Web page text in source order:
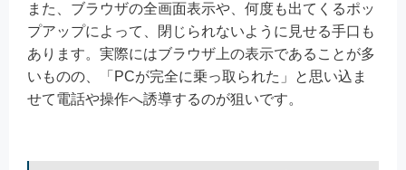
また、ブラウザの全画面表示や、何度も出てくるポッ
プアップによって、閉じられないように見せる手口も
あります。実際にはブラウザ上の表示であることが多
いものの、「PCが完全に乗っ取られた」と思い込ま
せて電話や操作へ誘導するのが狙いです。